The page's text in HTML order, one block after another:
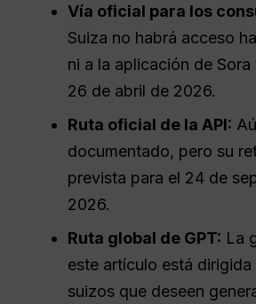
Vía oficial para los
Suiza no habrá acceso
ni a la aplicación de Sora
26 de abril de 2026.
Ruta oficial de la API:
documentado, pero su
prevista para el 24 de
2026.
Ruta global de GPT: La
este artículo está dirigida
suizos que deseen